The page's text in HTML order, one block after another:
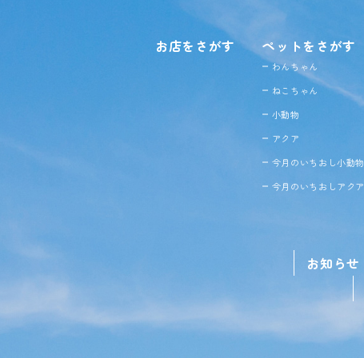
お店をさがす ペットをさがす
わんちゃん
ねこちゃん
小動物
アクア
今月のいちおし小動物
今月のいちおしアクア
お知らせ